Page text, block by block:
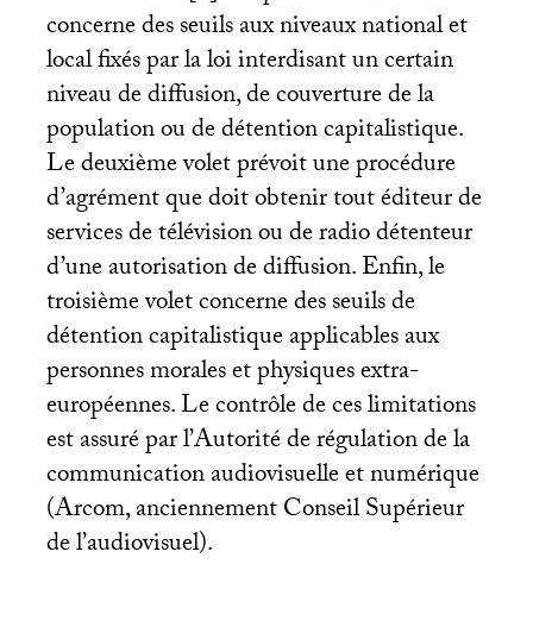
concerne des seuils aux niveaux national et
local fixés par la loi interdisant un certain
niveau de diffusion, de couverture de la
population ou de détention capitalistique.
Le deuxième volet prévoit une procédure
d’agrément que doit obtenir tout éditeur de
services de télévision ou de radio détenteur
d’une autorisation de diffusion. Enfin, le
troisième volet concerne des seuils de
détention capitalistique applicables aux
personnes morales et physiques extra-
européennes. Le contrôle de ces limitations
est assuré par l’Autorité de régulation de la
communication audiovisuelle et numérique
(Arcom, anciennement Conseil Supérieur
de l’audiovisuel).